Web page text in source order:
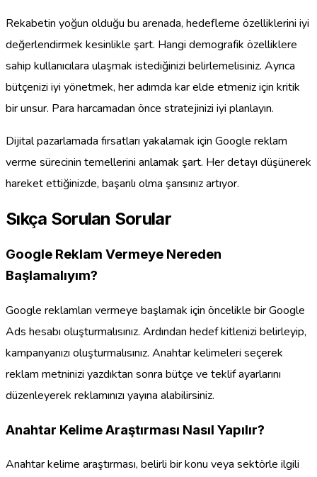
Rekabetin yoğun olduğu bu arenada, hedefleme özelliklerini iyi
değerlendirmek kesinlikle şart. Hangi demografik özelliklere
sahip kullanıcılara ulaşmak istediğinizi belirlemelisiniz. Ayrıca
bütçenizi iyi yönetmek, her adımda kar elde etmeniz için kritik
bir unsur. Para harcamadan önce stratejinizi iyi planlayın.
Dijital pazarlamada fırsatları yakalamak için Google reklam
verme sürecinin temellerini anlamak şart. Her detayı düşünerek
hareket ettiğinizde, başarılı olma şansınız artıyor.
Sıkça Sorulan Sorular
Google Reklam Vermeye Nereden
Başlamalıyım?
Google reklamları vermeye başlamak için öncelikle bir Google
Ads hesabı oluşturmalısınız. Ardından hedef kitlenizi belirleyip,
kampanyanızı oluşturmalısınız. Anahtar kelimeleri seçerek
reklam metninizi yazdıktan sonra bütçe ve teklif ayarlarını
düzenleyerek reklamınızı yayına alabilirsiniz.
Anahtar Kelime Araştırması Nasıl Yapılır?
Anahtar kelime araştırması, belirli bir konu veya sektörle ilgili